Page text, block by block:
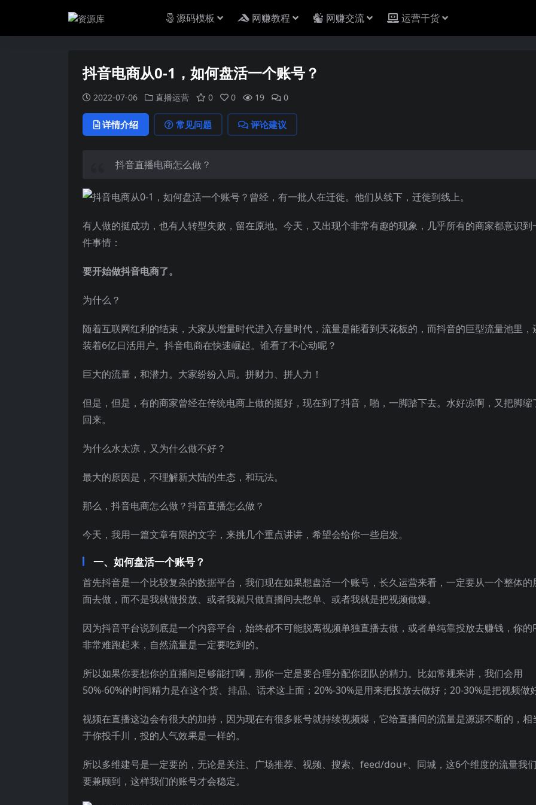
源码模板 网赚教程 网赚交流 运营干货
抖音电商从0-1，如何盘活一个账号？
2022-07-06 直播运营 0 0 19 0
详情介绍 常见问题 评论建议
抖音直播电商怎么做？
曾经，有一批人在迁徙。他们从线下，迁徙到线上。
有人做的挺成功，也有人转型失败，留在原地。今天，又出现个非常有趣的现象，几乎所有的商家都意识到
件事情：
要开始做抖音电商了。
为什么？
随着互联网红利的结束，大家从增量时代进入存量时代，流量是能看到天花板的，而抖音的巨型流量池里，
装着6亿日活用户。抖音电商在快速崛起。谁看了不心动呢？
巨大的流量，和潜力。大家纷纷入局。拼财力、拼人力！
但是，但是，有的商家曾经在传统电商上做的挺好，现在到了抖音，啪，一脚踏下去。水好凉啊，又把脚缩
回来。
为什么水太凉，又为什么做不好？
最大的原因是，不理解新大陆的生态，和玩法。
那么，抖音电商怎么做？抖音直播怎么做？
今天，我用一篇文章有限的文字，来挑几个重点讲讲，希望会给你一些启发。
一、如何盘活一个账号？
首先抖音是一个比较复杂的数据平台，我们现在如果想盘活一个账号，长久运营来看，一定要从一个整体的
面去做，而不是我就做投放、或者我就只做直播间去憋单、或者我就是把视频做爆。
因为抖音平台说到底是一个内容平台，始终都不可能脱离视频单独直播去做，或者单纯靠投放去赚钱，你的
非常难跑起来，自然流量是一定要吃到的。
所以如果你要想你的直播间足够能打啊，那你一定是要合理分配你团队的精力。比如常规来讲，我们会用
50%-60%的时间精力是在这个货、排品、话术这上面；20%-30%是用来把投放去做好；20-30%是把视频做好
视频在直播这边会有很大的加持，因为现在有很多账号就持续视频爆，它给直播间的流量是源源不断的，相
于你投千川，投的人气效果是一样的。
所以多维建号是一定要的，无论是关注、广场推荐、视频、搜索、feed/dou+、同城，这6个维度的流量我
要兼顾到，这样我们的账号才会稳定。